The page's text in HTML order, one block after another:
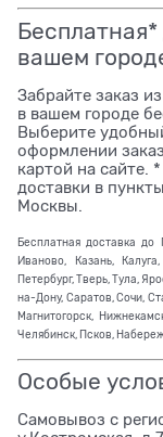
вашем
Забрайте заказ
в вашем городе
Выберите
оформлении
картой на сайте.
доставки в
Москвы.
Бесплатная доставка
Иваново, Казань,
Петербург, Тверь, Тула,
на-Дону, Саратов, Сочи,
Магнитогорск,
Челябинск, Псков,
Особые
Самовывоз с